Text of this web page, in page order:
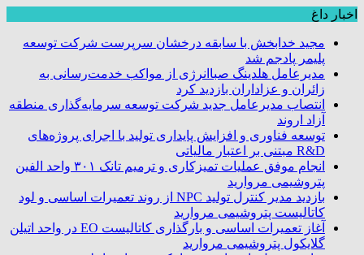
اخبار داغ
مجید خدابخش با سابقه درخشان سرپرست شرکت توسعه
پلیمر پادجم شد
مدیرعامل هلدینگ صباانرژی از مواکب خدمت‌رسانی به
زائران و عزاداران بازدید کرد
انتصاب مدیرعامل جدید شرکت توسعه سرمایه‌گذاری منطقه
آزاد اروند
توسعه فناوری و افزایش پایداری تولید با اجرای پروژه‌های
R&D مبتنی بر اعتبار مالیاتی
انجام موفق عملیات تمیزکاری و ترمیم تانک ۳۰۱ واحد الفین
پتروشیمی مروارید
بازدید مدیر کنترل تولید NPC از روند تعمیرات اساسی و لود
کاتالیست پتروشیمی مروارید
آغاز تعمیرات اساسی و بارگذاری کاتالیست EO در واحد اتیلن
گلایکول پتروشیمی مروارید